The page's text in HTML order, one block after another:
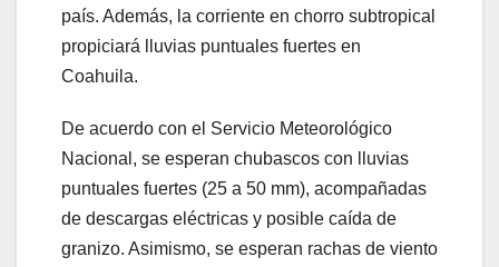
país. Además, la corriente en chorro subtropical
propiciará lluvias puntuales fuertes en
Coahuila.
De acuerdo con el Servicio Meteorológico
Nacional, se esperan chubascos con lluvias
puntuales fuertes (25 a 50 mm), acompañadas
de descargas eléctricas y posible caída de
granizo. Asimismo, se esperan rachas de viento